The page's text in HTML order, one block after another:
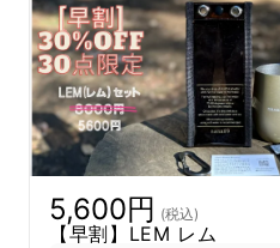
リラック
茶筅で抹茶を点
とても大切な意
5,600円 (税込)
【早割】LEM レム